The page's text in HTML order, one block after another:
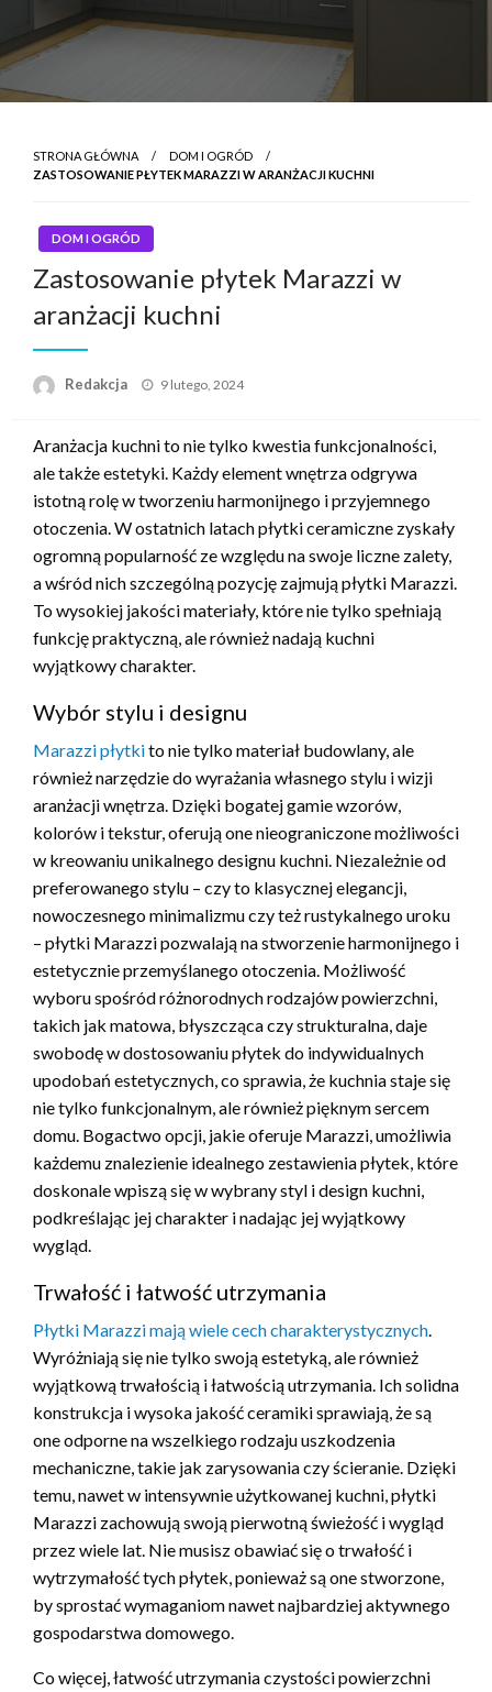
STRONA GŁÓWNA
DOM I OGRÓD
ZASTOSOWANIE PŁYTEK MARAZZI W ARANŻACJI KUCHNI
DOM I OGRÓD
Zastosowanie płytek Marazzi w
aranżacji kuchni
Redakcja Napisano
9 lutego, 2024
Aranżacja kuchni to nie tylko kwestia funkcjonalności,
ale także estetyki. Każdy element wnętrza odgrywa
istotną rolę w tworzeniu harmonijnego i przyjemnego
otoczenia. W ostatnich latach płytki ceramiczne zyskały
ogromną popularność ze względu na swoje liczne zalety,
a wśród nich szczególną pozycję zajmują płytki Marazzi.
To wysokiej jakości materiały, które nie tylko spełniają
funkcję praktyczną, ale również nadają kuchni
wyjątkowy charakter.
Wybór stylu i designu
Marazzi płytkito nie tylko materiał budowlany, ale
również narzędzie do wyrażania własnego stylu i wizji
aranżacji wnętrza. Dzięki bogatej gamie wzorów,
kolorów i tekstur, oferują one nieograniczone możliwości
w kreowaniu unikalnego designu kuchni. Niezależnie od
preferowanego stylu – czy to klasycznej elegancji,
nowoczesnego minimalizmu czy też rustykalnego uroku
– płytki Marazzi pozwalają na stworzenie harmonijnego i
estetycznie przemyślanego otoczenia. Możliwość
wyboru spośród różnorodnych rodzajów powierzchni,
takich jak matowa, błyszcząca czy strukturalna, daje
swobodę w dostosowaniu płytek do indywidualnych
upodobań estetycznych, co sprawia, że kuchnia staje się
nie tylko funkcjonalnym, ale również pięknym sercem
domu. Bogactwo opcji, jakie oferuje Marazzi, umożliwia
każdemu znalezienie idealnego zestawienia płytek, które
doskonale wpiszą się w wybrany styl i design kuchni,
podkreślając jej charakter i nadając jej wyjątkowy
wygląd.
Trwałość i łatwość utrzymania
Płytki Marazzi mają wiele cech charakterystycznych
Wyróżniają się nie tylko swoją estetyką, ale również
wyjątkową trwałością i łatwością utrzymania. Ich solidna
konstrukcja i wysoka jakość ceramiki sprawiają, że są
one odporne na wszelkiego rodzaju uszkodzenia
mechaniczne, takie jak zarysowania czy ścieranie. Dzięki
temu, nawet w intensywnie użytkowanej kuchni, płytki
Marazzi zachowują swoją pierwotną świeżość i wygląd
przez wiele lat. Nie musisz obawiać się o trwałość i
wytrzymałość tych płytek, ponieważ są one stworzone,
by sprostać wymaganiom nawet najbardziej aktywnego
gospodarstwa domowego.
Co więcej, łatwość utrzymania czystości powierzchni